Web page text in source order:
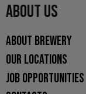
ABOUT US
ABOUT BREWERY
OUR LOCATIONS
JOB OPPORTUNITIES